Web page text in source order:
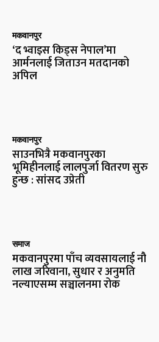
मकवानपुर
‘द भ्वाइस किड्स नेपाल’मा
आर्मनलाई जिताउन मतदानको
अपिल
मकवानपुर
साउनभित्रै मकवानपुरका
भूमिहीनलाई लालपुर्जा वितरण सुरु
हुन्छ : सांसद उप्रेती
समाज
मकवानपुरमा पाँच व्यवसायलाई नौ
लाख जरिवाना, सुधार र अनुमति
नल्याएसम्म सञ्चालनमा रोक